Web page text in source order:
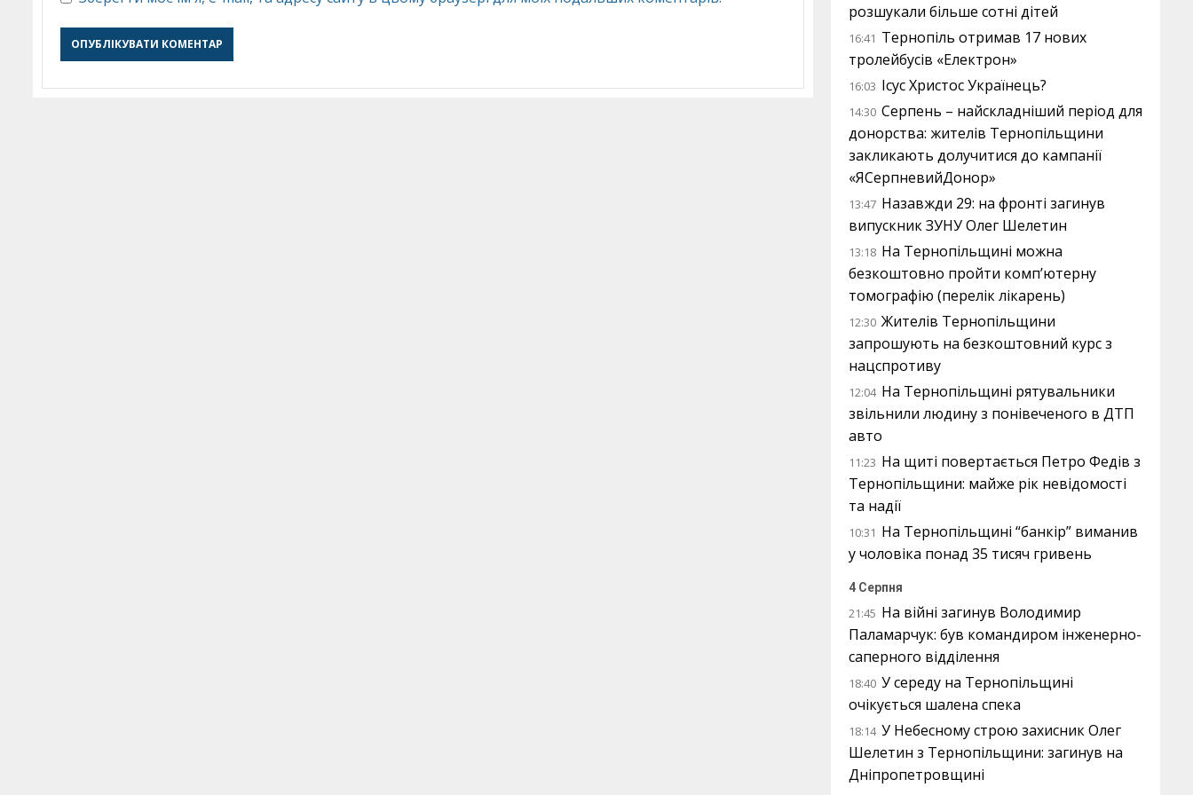
розшукали більше сотні дітей
16:41 Тернопіль отримав 17 нових
тролейбусів «Електрон»
16:03 Ісус Христос Українець?
14:30 Серпень – найскладніший період для
донорства: жителів Тернопільщини
закликають долучитися до кампанії
«ЯСерпневийДонор»
13:47 Назавжди 29: на фронті загинув
випускник ЗУНУ Олег Шелетин
13:18 На Тернопільщині можна
безкоштовно пройти комп’ютерну
томографію (перелік лікарень)
12:30 Жителів Тернопільщини
запрошують на безкоштовний курс з
нацспротиву
12:04 На Тернопільщині рятувальники
звільнили людину з понівеченого в ДТП
авто
11:23 На щиті повертається Петро Федів з
Тернопільщини: майже рік невідомості
та надії
10:31 На Тернопільщині “банкір” виманив
у чоловіка понад 35 тисяч гривень
4 Серпня
21:45 На війні загинув Володимир
Паламарчук: був командиром інженерно-
саперного відділення
18:40 У середу на Тернопільщині
очікується шалена спека
18:14 У Небесному строю захисник Олег
Шелетин з Тернопільщини: загинув на
Дніпропетровщині